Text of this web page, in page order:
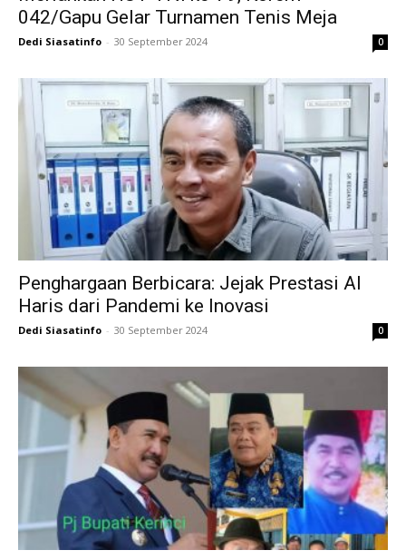
042/Gapu Gelar Turnamen Tenis Meja
Dedi Siasatinfo - 30 September 2024 0
Penghargaan Berbicara: Jejak Prestasi Al
Haris dari Pandemi ke Inovasi
Dedi Siasatinfo - 30 September 2024 0